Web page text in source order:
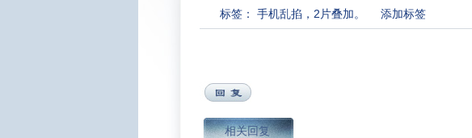
标签： 手机乱掐，2片叠加。 添加标签
相关回复